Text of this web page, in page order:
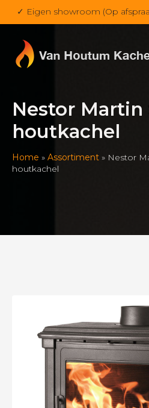
✓ Eigen showroom (Op
Nestor Martin
houtkachel
Home » Assortiment » Nestor
houtkachel